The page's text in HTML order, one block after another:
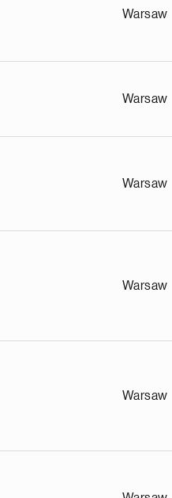
Warsaw
Warsaw
Warsaw
Warsaw
Warsaw